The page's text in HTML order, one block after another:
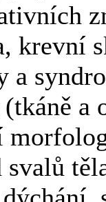
krevní
a
a
svalů